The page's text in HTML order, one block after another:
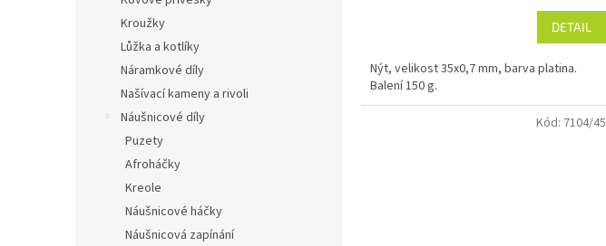
Kroužky
Lůžka a kotlíky
Náramkové díly
Našívací kameny a rivoli
Náušnicové díly
Puzety
Afroháčky
Kreole
Náušnicové háčky
Náušnicová zapínání
DETAIL
Nýt, velikost 35x0,7 mm, barva platina.
Balení 150 g.
Kód: 7104/45